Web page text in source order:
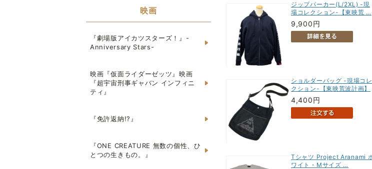
ジップパーカー(L/2XL) -現
場コレクション-【東映荒 …
9,900円
ショルダーバッグ -現場コレ
クション-【東映荒波計画】
4,400円
Tシャツ Project Aranami
ワイト・Mサイズ …
映画
『劇場版アイカツスターズ！』-
Anniversary Stars-
映画『仮面ライダーゼッツ』映画
『超宇宙刑事ギャバン インフィニ
ティ』
『免許返納!?』
『ONE CREATURE 無数の個性、ひ
とつの生きもの。』